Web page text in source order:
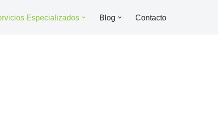
Especializados Blog Contacto